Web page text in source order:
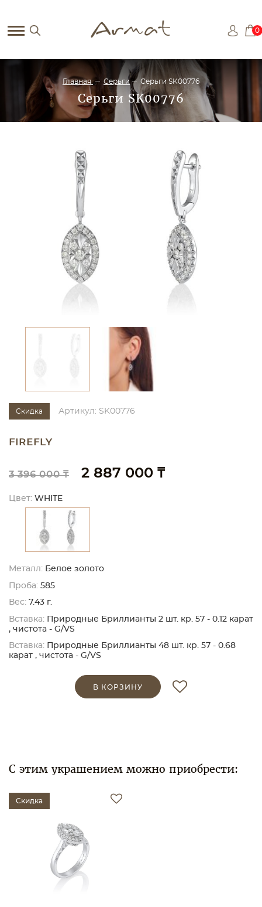
0
Главная Серьги Серьги SK00776
Серьги SK00776
Скидка Артикул: SK00776
FIREFLY
3 396 000 ₸ 2 887 000 ₸
Цвет: WHITE
Металл: Белое золото
Проба: 585
Вес: 7.43 г.
Вставка: Природные Бриллианты 2 шт. кр. 57 - 0.12 карат
, чистота - G/VS
Вставка: Природные Бриллианты 48 шт. кр. 57 - 0.68
карат , чистота - G/VS
В КОРЗИНУ
С этим украшением можно приобрести:
Скидка